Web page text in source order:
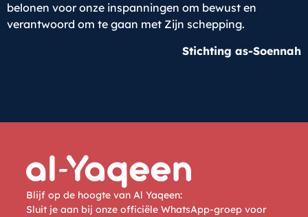
belonen voor onze inspanningen om bewust en
verantwoord om te gaan met Zijn schepping.
Stichting as-Soennah
Blijf op de hoogte van Al Yaqeen:
Sluit je aan bij onze officiële WhatsApp-groep voor